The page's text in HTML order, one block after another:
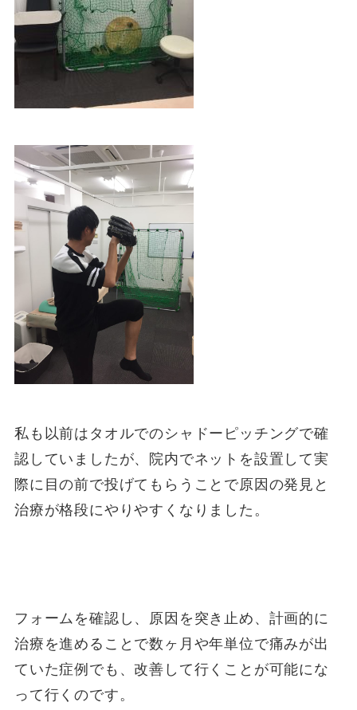
私も以前はタオルでのシャドーピッチングで確
認していましたが、院内でネットを設置して実
際に目の前で投げてもらうことで原因の発見と
治療が格段にやりやすくなりました。
フォームを確認し、原因を突き止め、計画的に
治療を進めることで数ヶ月や年単位で痛みが出
ていた症例でも、改善して行くことが可能にな
って行くのです。